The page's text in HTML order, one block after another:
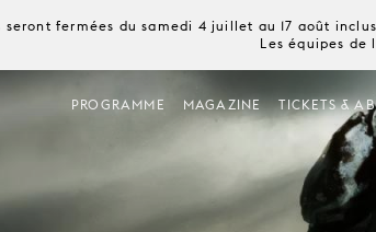
seront fermées du samedi 4 juillet au 17 août
Les équipes de
PROGRAMME MAGAZINE TICKETS &